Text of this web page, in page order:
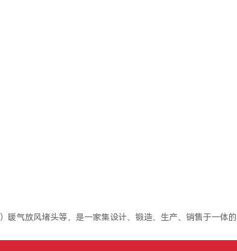
气放风堵头等，是一家集设计、锻造、生产、销售于一体